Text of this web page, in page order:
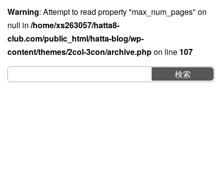
Warning: Attempt to read property "max_num_pages" on
null in /home/xs263057/hatta8-
club.com/public_html/hatta-blog/wp-
content/themes/2col-3con/archive.phpon line 107